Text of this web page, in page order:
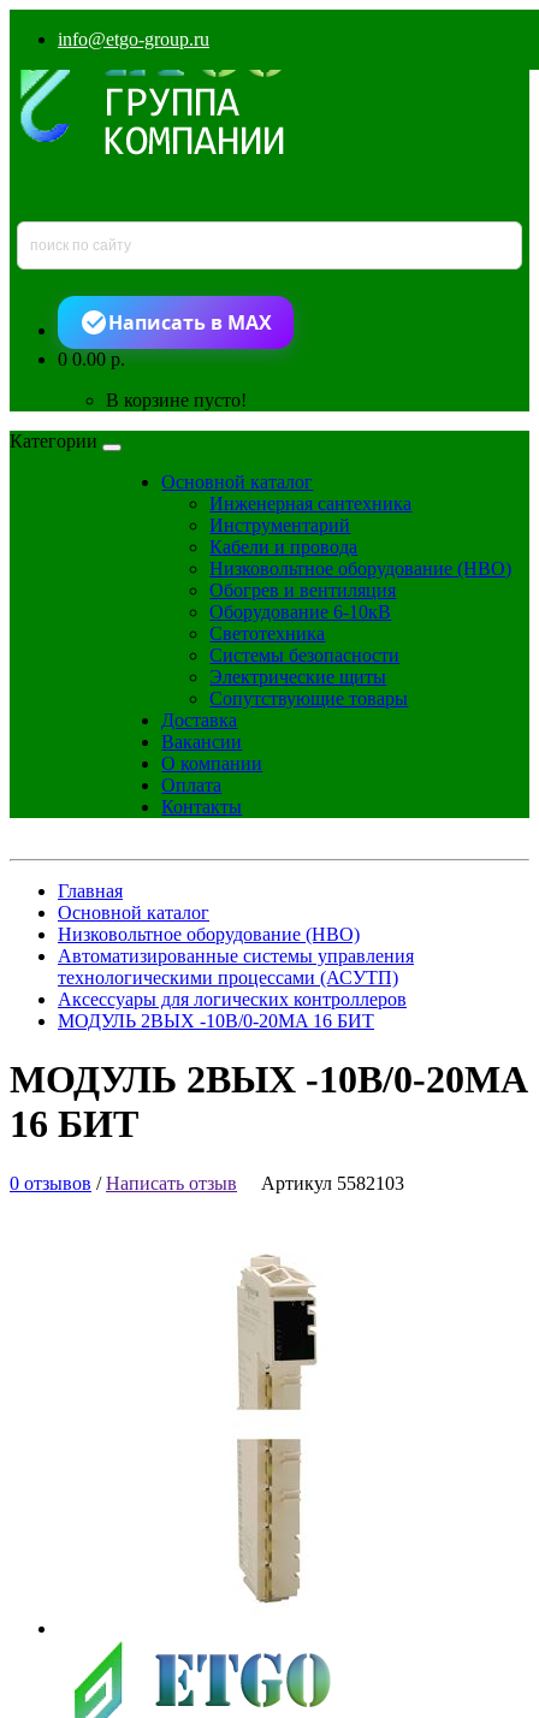
info@etgo-group.ru
Написать в MAX
00.00 р.
В корзине пусто!
Категории
Основной каталог
Инженерная сантехника
Инструментарий
Кабели и провода
Низковольтное оборудование (НВО)
Обогрев и вентиляция
Оборудование 6-10кВ
Светотехника
Системы безопасности
Электрические щиты
Сопутствующие товары
Доставка
Вакансии
О компании
Оплата
Контакты
Главная
Основной каталог
Низковольтное оборудование (НВО)
Автоматизированные системы управления
технологическими процессами (АСУТП)
Аксессуары для логических контроллеров
МОДУЛЬ 2ВЫХ -10В/0-20MA 16 БИТ
МОДУЛЬ 2ВЫХ -10В/0-20MA
16 БИТ
0 отзывов /Написать отзыв Артикул 5582103